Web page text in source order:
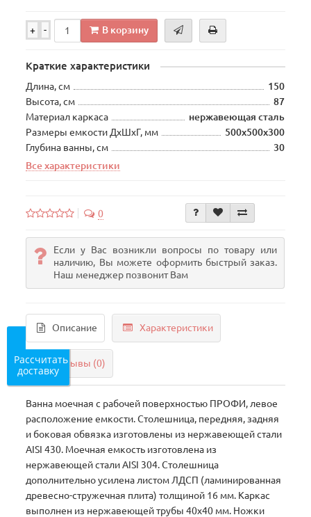
+ - В корзину
Краткие характеристики
Длина, см
150
Высота, см
87
Материал каркаса
нержавеющая сталь
Размеры емкости ДхШхГ, мм
500х500х300
Глубина ванны, см
30
Все характеристики
0
Если у Вас возникли вопросы по товару или
наличию, Вы можете оформить быстрый заказ.
Наш менеджер позвонит Вам
Описание Характеристики
Отзывы (0)
Ванна моечная с рабочей поверхностью ПРОФИ, левое
расположение емкости. Столешница, передняя, задняя
и боковая обвязка изготовлены из нержавеющей стали
AISI 430. Моечная емкость изготовлена из
нержавеющей стали AISI 304. Столешница
дополнительно усилена листом ЛДСП (ламинированная
древесно-стружечная плита) толщиной 16 мм. Каркас
выполнен из нержавеющей трубы 40х40 мм. Ножки
Рассчитать
доставку